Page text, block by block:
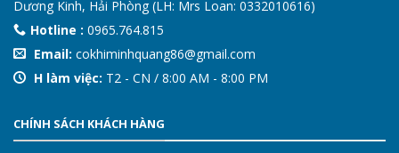
Dương Kinh, Hải Phòng (LH: Mrs Loan: 0332010616)
Hotline : 0965.764.815
Email: cokhiminhquang86@gmail.com
H làm việc: T2 - CN / 8:00 AM - 8:00 PM
CHÍNH SÁCH KHÁCH HÀNG